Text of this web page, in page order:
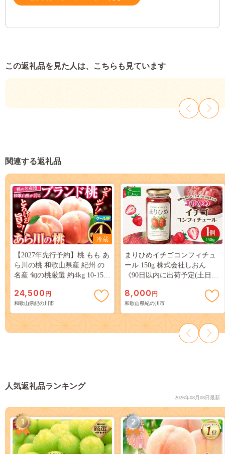
この返礼品を見た人は、こちらも見ています
関連する返礼品
冷蔵
【2027年先行予約】桃 もも あ
ら川の桃 和歌山県産 紀州 の
名産 旬の桃厳選 約4kg 10-15玉
頃出荷》 果物 フルーツ お取
り寄せ 和歌山 予約 あかつき
紀の川 あらかわ 白鳳 日川白
鳳 八旗白鳳 清水白桃 川中島
白桃 つきあかり---
24,500 円
和歌山県紀の川市
まりひめイチゴコンフィチュ
ール 150g 株式会社しおん
《90日以内に出荷予定(土日祝
wsk_sionitg_90d_22_8000_150g-
--
8,000 円
和歌山県紀の川市
人気返礼品ランキング
2026年08月08日最新
1 2